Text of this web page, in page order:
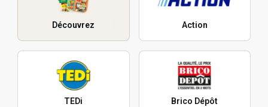
Découvrez Action
TEDi Brico Dépôt